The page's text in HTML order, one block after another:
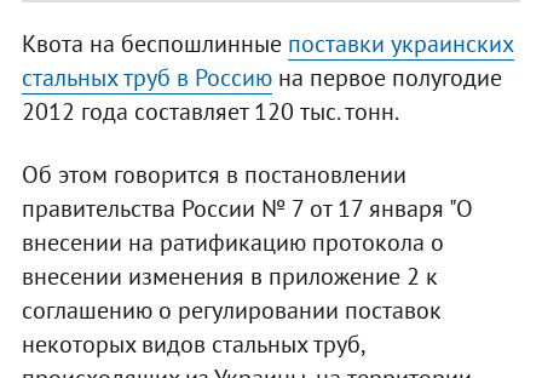
Квота на беспошлинные поставки украинских
стальных труб в Россиюна первое полугодие
2012 года составляет 120 тыс. тонн.
Об этом говорится в постановлении
правительства России № 7 от 17 января "О
внесении на ратификацию протокола о
внесении изменения в приложение 2 к
соглашению о регулировании поставок
некоторых видов стальных труб,